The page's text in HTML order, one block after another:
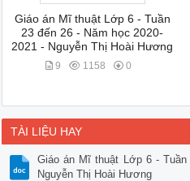
Giáo án Mĩ thuật Lớp 6 - Tuần
23 đến 26 - Năm học 2020-
2021 - Nguyễn Thị Hoài Hương
9 1158 0
TÀI LIỆU HAY
Giáo án Mĩ thuật Lớp 6 - Tuần
Nguyễn Thị Hoài Hương